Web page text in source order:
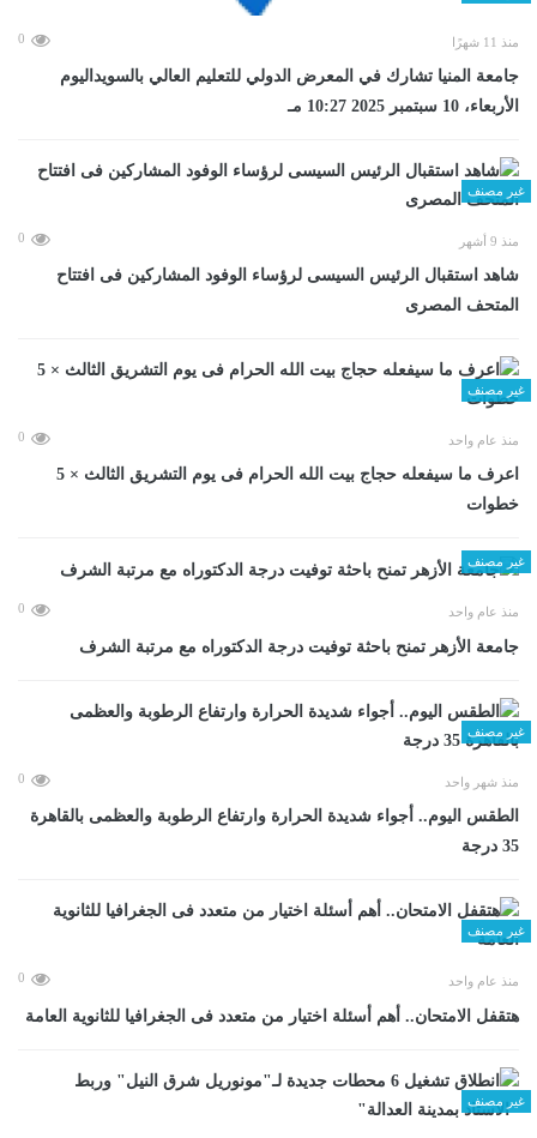
منذ 11 شهرًا 0
جامعة المنيا تشارك في المعرض الدولي للتعليم العالي بالسويداليوم
الأربعاء، 10 سبتمبر 2025 10:27 مـ
غير مصنف
منذ 9 أشهر 0
شاهد استقبال الرئيس السيسى لرؤساء الوفود المشاركين فى افتتاح
المتحف المصرى
غير مصنف
منذ عام واحد 0
اعرف ما سيفعله حجاج بيت الله الحرام فى يوم التشريق الثالث × 5
خطوات
غير مصنف
منذ عام واحد 0
جامعة الأزهر تمنح باحثة توفيت درجة الدكتوراه مع مرتبة الشرف
غير مصنف
منذ شهر واحد 0
الطقس اليوم.. أجواء شديدة الحرارة وارتفاع الرطوبة والعظمى بالقاهرة
35 درجة
غير مصنف
منذ عام واحد 0
هتقفل الامتحان.. أهم أسئلة اختيار من متعدد فى الجغرافيا للثانوية العامة
غير مصنف